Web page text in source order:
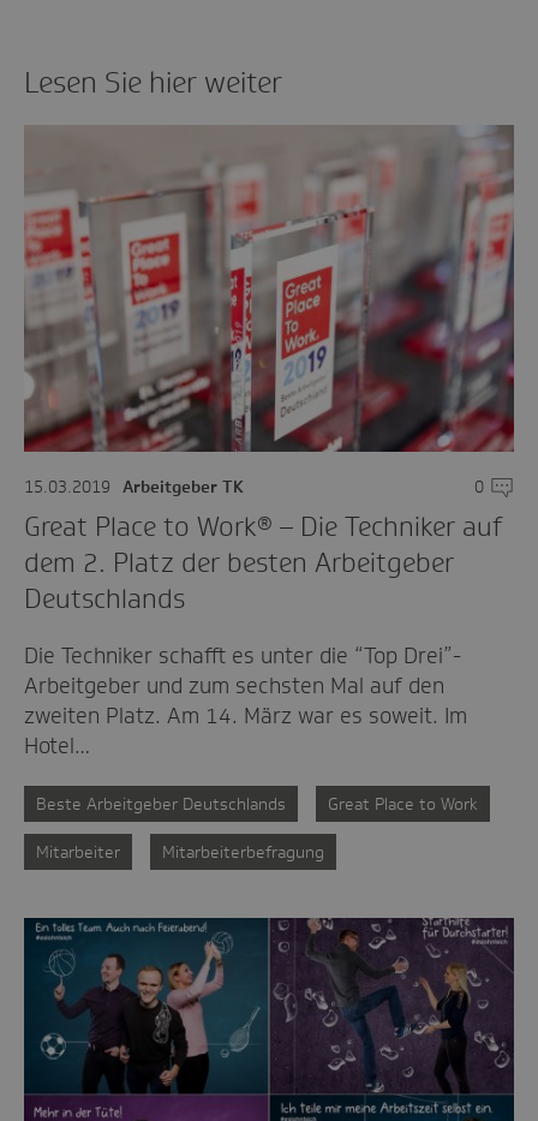
Lesen Sie hier weiter
15.03.2019 Arbeitgeber TK 0
Great Place to Work® – Die Techniker auf
dem 2. Platz der besten Arbeitgeber
Deutschlands
Die Techniker schafft es unter die “Top Drei”-
Arbeitgeber und zum sechsten Mal auf den
zweiten Platz. Am 14. März war es soweit. Im
Hotel…
Beste Arbeitgeber Deutschlands Great Place to Work
Mitarbeiter Mitarbeiterbefragung